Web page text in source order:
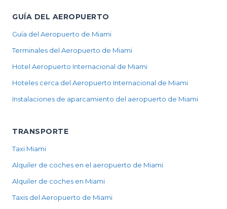
GUÍA DEL AEROPUERTO
Guía del Aeropuerto de Miami
Terminales del Aeropuerto de Miami
Hotel Aeropuerto Internacional de Miami
Hoteles cerca del Aeropuerto Internacional de Miami
Instalaciones de aparcamiento del aeropuerto de Miami
TRANSPORTE
Taxi Miami
Alquiler de coches en el aeropuerto de Miami
Alquiler de coches en Miami
Taxis del Aeropuerto de Miami